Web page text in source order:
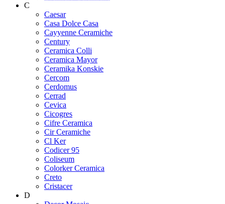
C
Caesar
Casa Dolce Casa
Cayyenne Ceramiche
Century
Ceramica Colli
Ceramica Mayor
Ceramika Konskie
Cercom
Cerdomus
Cerrad
Cevica
Cicogres
Cifre Ceramica
Cir Ceramiche
Cl Ker
Codicer 95
Coliseum
Colorker Ceramica
Creto
Cristacer
D